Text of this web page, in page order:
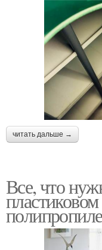
читать дальше →
Все, что